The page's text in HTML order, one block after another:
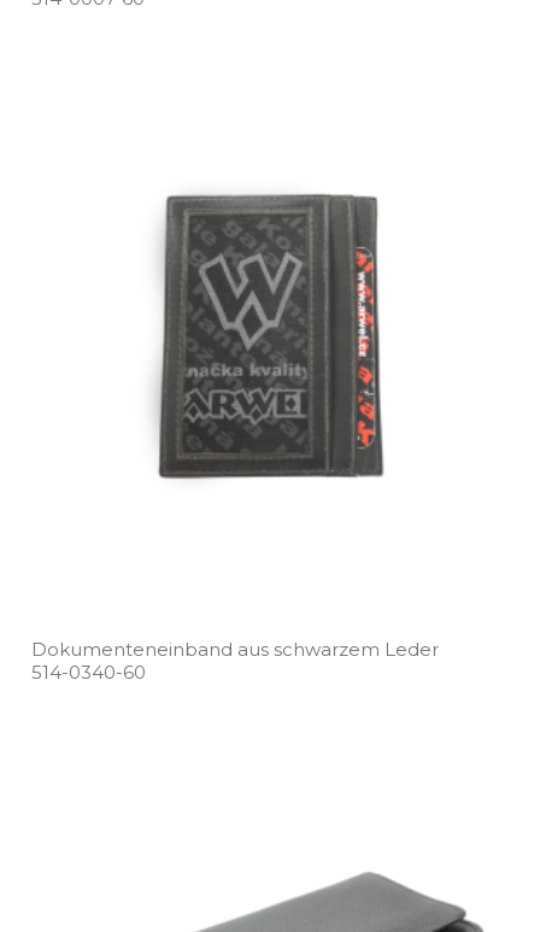
Dokumenteneinband aus schwarzem Leder
514­-0340­-60